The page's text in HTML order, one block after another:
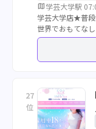
map学芸大学駅
学芸大学店★普段
世界でおもてな
27
位